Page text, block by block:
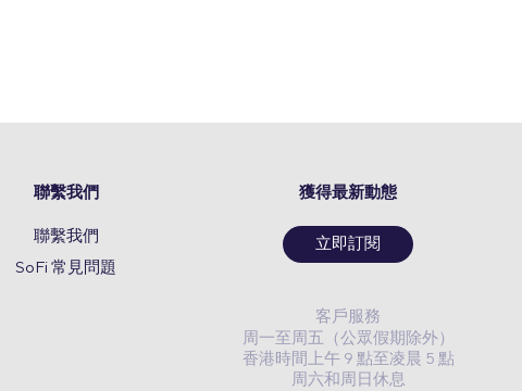
聯繫我們
聯繫我們
SoFi 常見問題
獲得最新動態
立即訂閱
客戶服務
周一至周五（公眾假期除外）
香港時間上午 9 點至凌晨 5 點
周六和周日休息